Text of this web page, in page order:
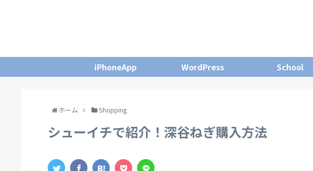
iPhoneApp WordPress School
ホーム Shopping
シューイチで紹介！深谷ねぎ購入方法